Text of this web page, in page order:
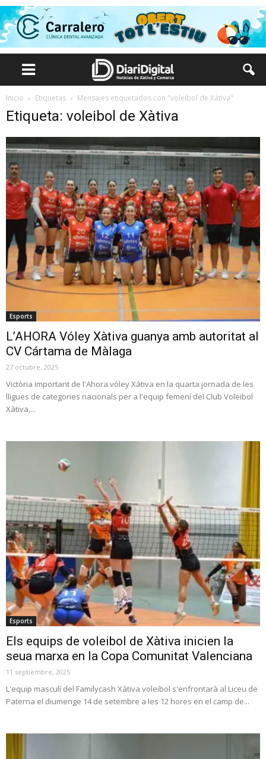
Inicio Etiquetas Mensajes etiquetados con "voleibol de Xàtiva"
Etiqueta: voleibol de Xàtiva
Esports
L’AHORA Vóley Xàtiva guanya amb autoritat al
CV Cártama de Màlaga
27 octubre, 2025
Victòria important de l'Ahora vóley Xàtiva en la quarta jornada de les
lligues de categories nacionals per a l'equip femení del Club Voleibol
Xàtiva,...
Esports
Els equips de voleibol de Xàtiva inicien la
seua marxa en la Copa Comunitat Valenciana
11 septiembre, 2025
L'equip masculí del Familycash Xàtiva voleibol s'enfrontarà al Liceu de
Paterna el diumenge 14 de setembre a les 12 hores en el camp de...